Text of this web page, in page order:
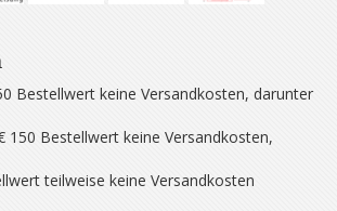
Bestellwert keine Versandkosten, darunter
150 Bestellwert keine Versandkosten,
teilweise keine Versandkosten